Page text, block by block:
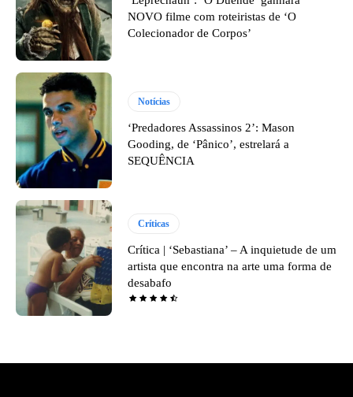
NOVO filme com roteiristas de ‘O
Colecionador de Corpos’
Notícias
‘Predadores Assassinos 2’: Mason
Gooding, de ‘Pânico’, estrelará a
SEQUÊNCIA
Críticas
Crítica | ‘Sebastiana’ – A inquietude de um
artista que encontra na arte uma forma de
desabafo